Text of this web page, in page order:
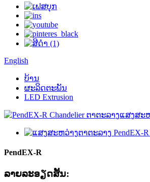
English
ບ້ານ
ຜະລິດຕະພັນ
LED Extrusion
PendEX-R
ລາຍ​ລະ​ອຽດ​ສັ້ນ​: